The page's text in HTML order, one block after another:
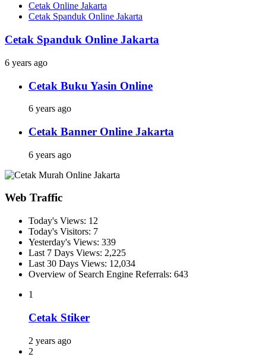
Cetak Online Jakarta
Cetak Spanduk Online Jakarta
Cetak Spanduk Online Jakarta
6 years ago
Cetak Buku Yasin Online
6 years ago
Cetak Banner Online Jakarta
6 years ago
Web Traffic
Today's Views: 12
Today's Visitors: 7
Yesterday's Views: 339
Last 7 Days Views: 2,225
Last 30 Days Views: 12,034
Overview of Search Engine Referrals: 643
1
Cetak Stiker
2 years ago
2